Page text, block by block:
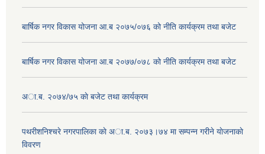
बार्षिक नगर विकास योजना आ.ब २०७५/०७६ को नीति कार्यक्रम तथा बजेट
बार्षिक नगर विकास योजना आ.ब २०७७/०७८ को नीति कार्यक्रम तथा बजेट
अा.ब. २०७४/७५ काे बजेट तथा कार्यक्रम
पथरीशनिश्चरे नगरपालिका काे अा.ब. २०७३।७४ मा सम्पन्न गरीने याेजनाकाे
विवरण